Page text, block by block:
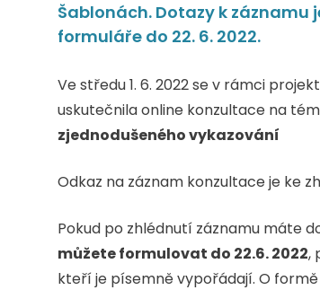
Šablonách. Dotazy k
formuláře do 22. 6. 2022.
Ve středu 1. 6. 2022 se v rámci
uskutečnila online konzultace na
zjednodušeného vykazování
Odkaz na záznam konzultace je ke
Pokud po zhlédnutí záznamu máte
můžete formulovat do 22.6. 2022,
kteří je písemně vypořádají. O